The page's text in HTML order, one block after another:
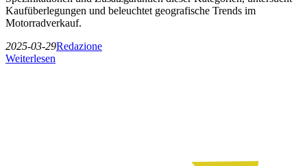
Kaufüberlegungen und beleuchtet geografische Trends im
Motorradverkauf.
2025-03-29Redazione
Weiterlesen